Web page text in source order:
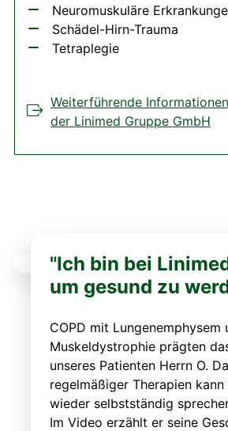
Neuromuskuläre
Schädel-Hirn-Trauma
Tetraplegie
Weiterführende
der Linimed Gruppe GmbH
"Ich bin bei
um gesund zu
COPD mit Lungenemphysem
Muskeldystrophie prägten
unseres Patienten Herrn O.
regelmäßiger Therapien kann
wieder selbstständig
Im Video erzählt er seine